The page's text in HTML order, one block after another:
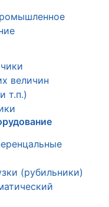
величин
т.п.)
(рубильники)